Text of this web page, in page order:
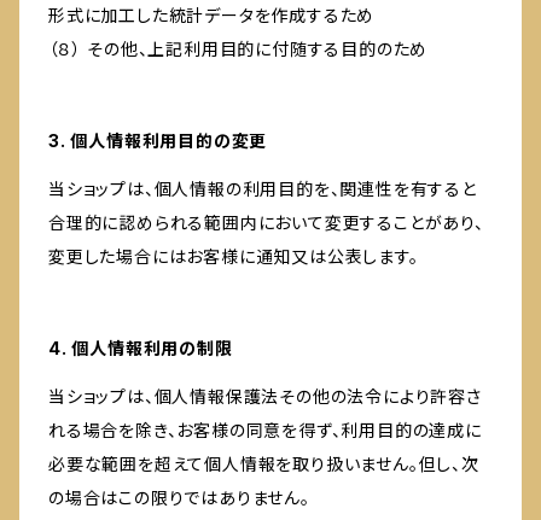
形式に加工した統計データを作成するため
（８） その他、上記利用目的に付随する目的のため
3. 個人情報利用目的の変更
当ショップは、個人情報の利用目的を、関連性を有すると
合理的に認められる範囲内において変更することがあり、
変更した場合にはお客様に通知又は公表します。
4. 個人情報利用の制限
当ショップは、個人情報保護法その他の法令により許容さ
れる場合を除き、お客様の同意を得ず、利用目的の達成に
必要な範囲を超えて個人情報を取り扱いません。但し、次
の場合はこの限りではありません。